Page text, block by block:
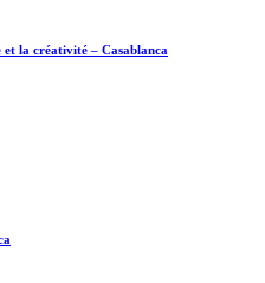
la créativité – Casablanca